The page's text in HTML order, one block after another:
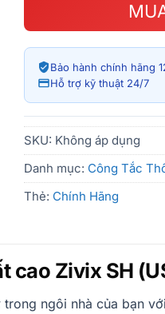
Bảo hành chính hãng
Hỗ trợ kỹ thuật 24/7
SKU: Không áp dụng
Danh mục: Công Tắc
Thẻ: Chính Hãng
cao Zivix SH
ngôi nhà của bạn